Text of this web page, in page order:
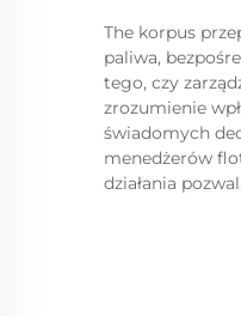
The korpus
paliwa,
tego, czy
zrozumienie
świadomych
menedżerów
działania